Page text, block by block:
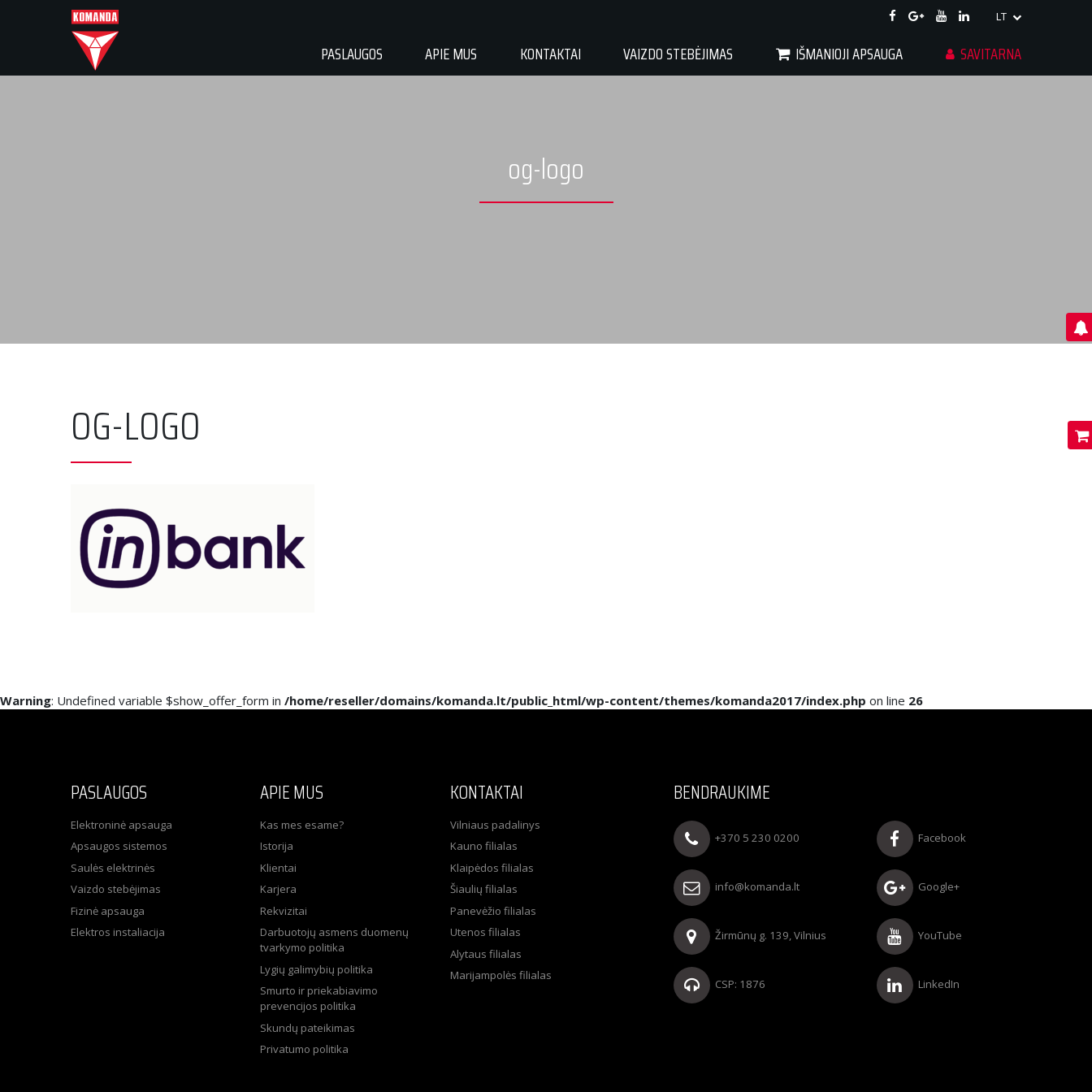
LT
PASLAUGOS APIE MUS KONTAKTAI VAIZDO STEBĖJIMAS IŠMANIOJI APSAUGA SAVITARNA
og-logo
OG-LOGO
Warning: Undefined variable $show_offer_form in /home/reseller/domains/komanda.lt/public_html/wp-content/themes/komanda2017/index.php on line 26
PASLAUGOS
Elektroninė apsauga
Apsaugos sistemos
Saulės elektrinės
Vaizdo stebėjimas
Fizinė apsauga
Elektros instaliacija
APIE MUS
Kas mes esame?
Istorija
Klientai
Karjera
Rekvizitai
Darbuotojų asmens duomenų
tvarkymo politika
Lygių galimybių politika
Smurto ir priekabiavimo
prevencijos politika
Skundų pateikimas
Privatumo politika
KONTAKTAI
Vilniaus padalinys
Kauno filialas
Klaipėdos filialas
Šiaulių filialas
Panevėžio filialas
Utenos filialas
Alytaus filialas
Marijampolės filialas
BENDRAUKIME
+370 5 230 0200
info@komanda.lt
Žirmūnų g. 139, Vilnius
CSP: 1876
Facebook
Google+
YouTube
LinkedIn